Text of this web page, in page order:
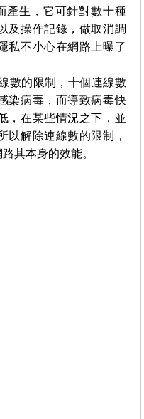
產生，它可針對數十種
及操作記錄，做取消調
私不小心在網路上曝了
數的限制，十個連線數
染病毒，而導致病毒快
，在某些情況之下，並
以解除連線數的限制，
其本身的效能。